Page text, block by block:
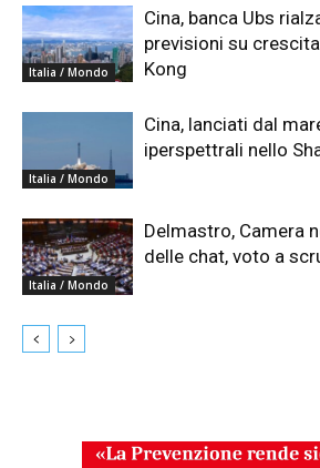
Italia / Mondo
Cina, banca Ubs
previsioni su
Kong
Italia / Mondo
Cina, lanciati dal
iperspettrali nello
Italia / Mondo
Delmastro, Camera
delle chat, voto a